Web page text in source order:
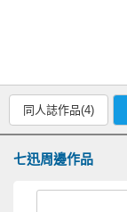
同人誌作品(4)
七迅周邊作品